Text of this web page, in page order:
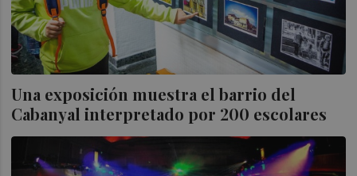
Una exposición muestra el barrio del
Cabanyal interpretado por 200 escolares